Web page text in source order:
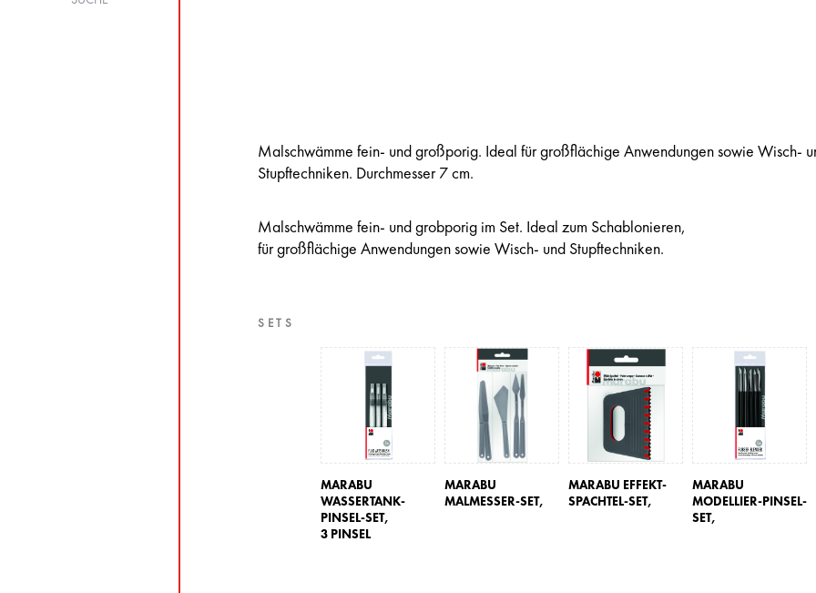
Malschwämme fein- und großporig. Ideal für großflächige Anwendungen sowie Wisch-
Stupftechniken. Durchmesser 7 cm.
Malschwämme fein- und grobporig im Set. Ideal zum Schablonieren,
für großflächige Anwendungen sowie Wisch- und Stupftechniken.
SETS
MARABU
WASSERTANK-
PINSEL-SET,
3 PINSEL
MARABU
MALMESSER-SET,
MARABU EFFEKT-
SPACHTEL-SET,
MARABU
MODELLIER-PINSEL-
SET,